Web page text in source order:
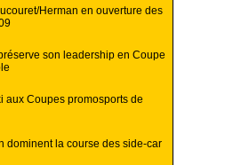
Herman en ouverture des
son leadership en Coupe
aux Coupes promosports de
dominent la course des side-car